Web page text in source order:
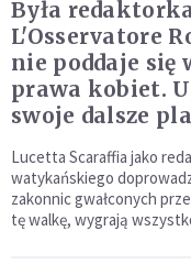
Była
L'Osservatore
nie poddaje się
prawa kobiet.
swoje dalsze
Lucetta Scaraffia jako
watykańskiego
zakonnic gwałconych
tę walkę, wygrają